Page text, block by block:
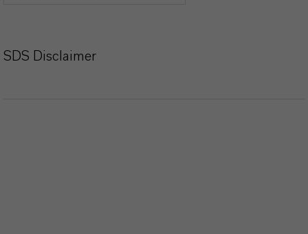
SDS Disclaimer